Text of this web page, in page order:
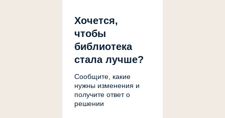
Хочется,
чтобы
библиотека
стала лучше?
Сообщите, какие
нужны изменения и
получите ответ о
решении